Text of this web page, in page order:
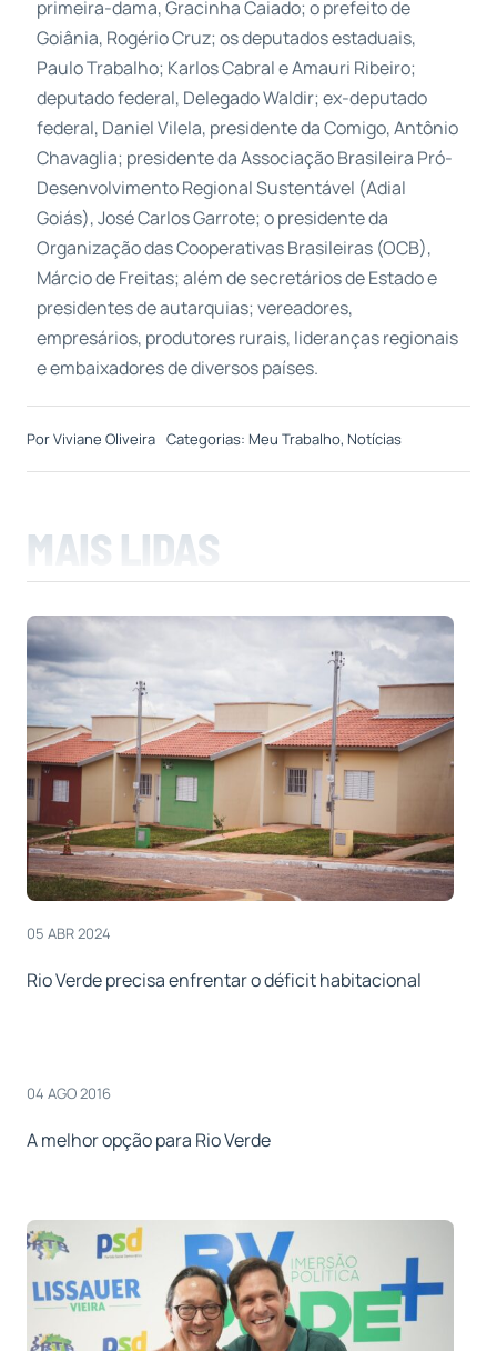
primeira-dama, Gracinha Caiado; o prefeito de
Goiânia, Rogério Cruz; os deputados estaduais,
Paulo Trabalho; Karlos Cabral e Amauri Ribeiro;
deputado federal, Delegado Waldir; ex-deputado
federal, Daniel Vilela, presidente da Comigo, Antônio
Chavaglia; presidente da Associação Brasileira Pró-
Desenvolvimento Regional Sustentável (Adial
Goiás), José Carlos Garrote; o presidente da
Organização das Cooperativas Brasileiras (OCB),
Márcio de Freitas; além de secretários de Estado e
presidentes de autarquias; vereadores,
empresários, produtores rurais, lideranças regionais
e embaixadores de diversos países.
PorViviane Oliveira Categorias: Meu Trabalho, Notícias
MAIS LIDAS
05 ABR 2024
Rio Verde precisa enfrentar o déficit habitacional
04 AGO 2016
A melhor opção para Rio Verde